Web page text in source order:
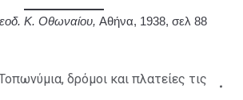
Κ. Οθωναίου, Αθήνα, 1938, σελ 88
δρόμοι και πλατείες τις